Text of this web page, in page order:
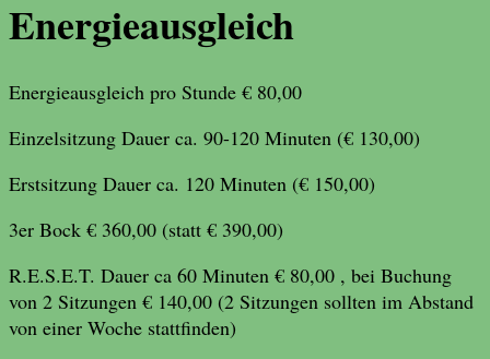
Energieausgleich
Energieausgleich pro Stunde € 80,00
Einzelsitzung Dauer ca. 90-120 Minuten (€ 130,00)
Erstsitzung Dauer ca. 120 Minuten (€ 150,00)
3er Bock € 360,00 (statt € 390,00)
R.E.S.E.T. Dauer ca 60 Minuten € 80,00 , bei Buchung
von 2 Sitzungen € 140,00 (2 Sitzungen sollten im Abstand
von einer Woche stattfinden)